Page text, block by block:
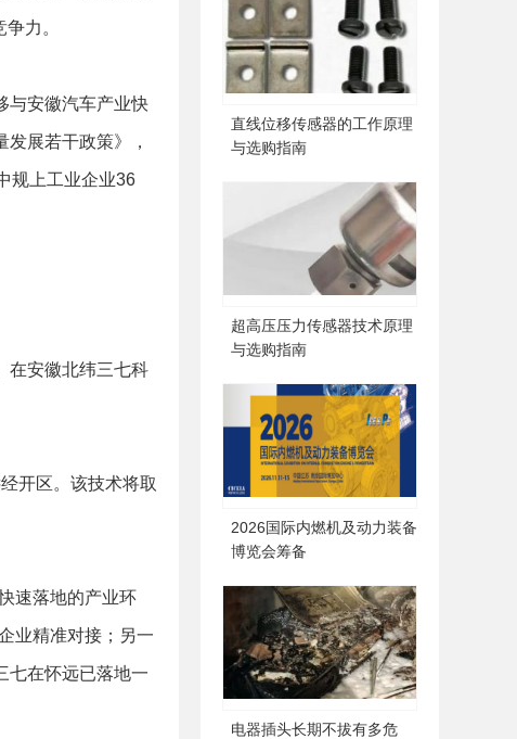
力。
安徽汽车产业快
展若干政策》，
规上工业企业36
安徽北纬三七科
开区。该技术将取
速落地的产业环
业精准对接；另一
七在怀远已落地一
直线位移传感器的工作原理
与选购指南
超高压压力传感器技术原理
与选购指南
2026国际内燃机及动力装备
博览会筹备
电器插头长期不拔有多危